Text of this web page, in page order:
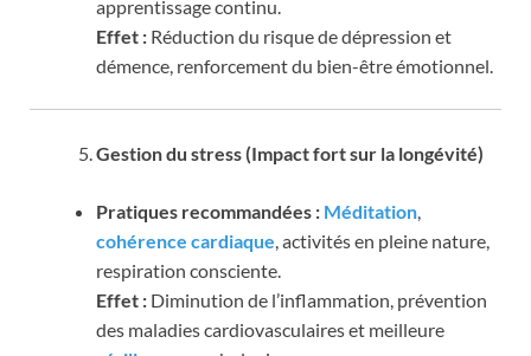
apprentissage continu.
Effet : Réduction du risque de dépression et
démence, renforcement du bien-être émotionnel.
Gestion du stress (Impact fort sur la longévité)
Pratiques recommandées : Méditation,
cohérence cardiaque, activités en pleine nature,
respiration consciente.
Effet : Diminution de l’inflammation, prévention
des maladies cardiovasculaires et meilleure